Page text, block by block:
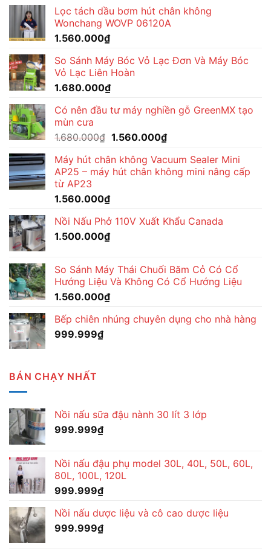
1.650.000₫.là:
1.570.000₫.
Lọc tách dầu bơm hút chân không
Wonchang WOVP 06120A
1.560.000₫
So Sánh Máy Bóc Vỏ Lạc Đơn Và Máy Bóc
Vỏ Lạc Liên Hoàn
1.680.000₫
Có nên đầu tư máy nghiền gỗ GreenMX tạo
mùn cưa
1.680.000₫ Giá
là:
1.680.000₫.
1.560.000₫Giá
tại
là:
Máy hút chân không Vacuum Sealer Mini
AP25 – máy hút chân không mini nâng cấp
từ AP23
1.560.000₫
Nồi Nấu Phở 110V Xuất Khẩu Canada
1.500.000₫
So Sánh Máy Thái Chuối Băm Cỏ Có Cổ
Hướng Liệu Và Không Có Cổ Hướng Liệu
1.560.000₫
Bếp chiên nhúng chuyên dụng cho nhà hàng
999.999₫
BÁN CHẠY NHẤT
Nồi nấu sữa đậu nành 30 lít 3 lớp
999.999₫
Nồi nấu đậu phụ model 30L, 40L, 50L, 60L,
80L, 100L, 120L
999.999₫
Nồi nấu dược liệu và cô cao dược liệu
999.999₫